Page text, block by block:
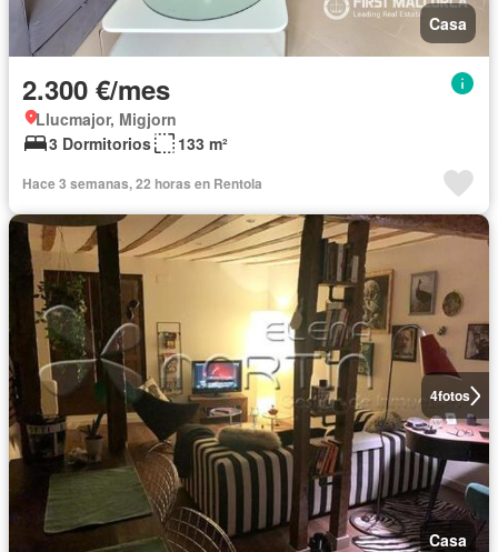
Casa
2.300 €/mes
Llucmajor, Migjorn
3 Dormitorios
133 m²
Hace 3 semanas, 22 horas en Rentola
4fotos
Casa